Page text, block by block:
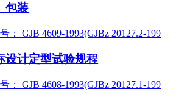
包装
： GJB 4609-1993(GJBz 20127.2-199
设计定型试验规程
： GJB 4608-1993(GJBz 20127.1-199